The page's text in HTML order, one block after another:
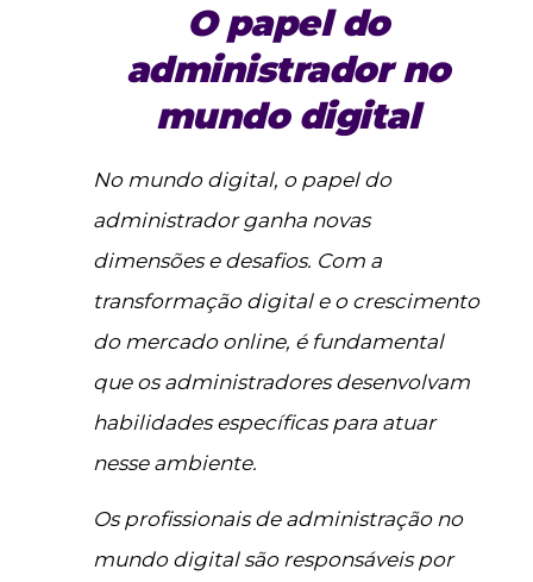
O papel do
administrador no
mundo digital
No mundo digital, o papel do
administrador ganha novas
dimensões e desafios. Com a
transformação digital e o crescimento
do mercado online, é fundamental
que os administradores desenvolvam
habilidades específicas para atuar
nesse ambiente.
Os profissionais de administração no
mundo digital são responsáveis por